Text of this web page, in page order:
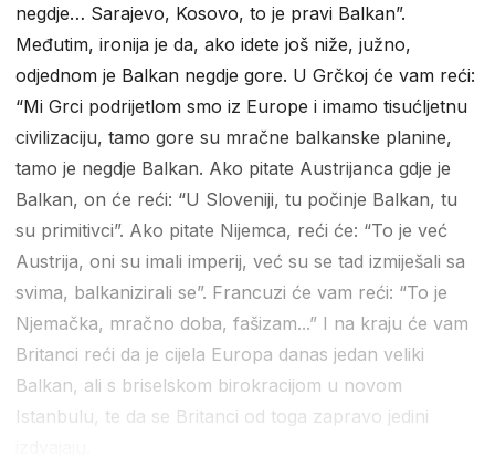
negdje… Sarajevo, Kosovo, to je pravi Balkan”.
Međutim, ironija je da, ako idete još niže, južno,
odjednom je Balkan negdje gore. U Grčkoj će vam reći:
“Mi Grci podrijetlom smo iz Europe i imamo tisućljetnu
civilizaciju, tamo gore su mračne balkanske planine,
tamo je negdje Balkan. Ako pitate Austrijanca gdje je
Balkan, on će reći: “U Sloveniji, tu počinje Balkan, tu
su primitivci”. Ako pitate Nijemca, reći će: “To je već
Austrija, oni su imali imperij, već su se tad izmiješali sa
svima, balkanizirali se”. Francuzi će vam reći: “To je
Njemačka, mračno doba, fašizam...” I na kraju će vam
Britanci reći da je cijela Europa danas jedan veliki
Balkan, ali s briselskom birokracijom u novom
Istanbulu, te da se Britanci od toga zapravo jedini